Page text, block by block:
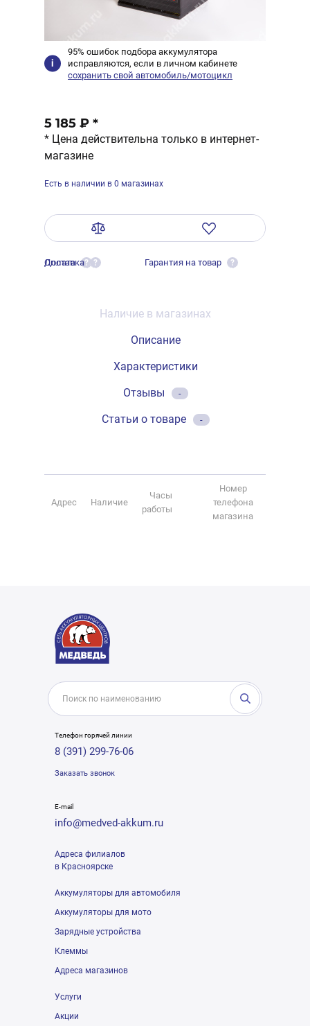
95% ошибок подбора аккумулятора
исправляются, если в личном кабинете
сохранить свой автомобиль/мотоцикл
5 185 ₽ *
* Цена действительна только в интернет-
магазине
Есть в наличии в 0 магазинах
Оплата ?
Доставка ? Гарантия на товар ?
Наличие в магазинах
Описание
Характеристики
Отзывы
-
Статьи о товаре -
Адрес Наличие
Часы
работы
Номер
телефона
магазина
Телефон горячей линии
8 (391) 299-76-06
Заказать звонок
E-mail
info@medved-akkum.ru
Адреса филиалов
в Красноярске
Аккумуляторы для автомобиля
Аккумуляторы для мото
Зарядные устройства
Клеммы
Адреса магазинов
Услуги
Акции